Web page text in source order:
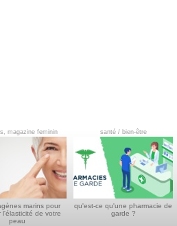
magazine feminin
marins pour
l'élasticité de votre
peau
santé / bien-être
qu'est-ce qu'une pharmacie de
garde ?